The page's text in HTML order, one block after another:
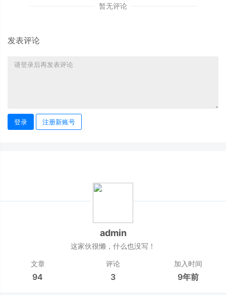
暂无评论
发表评论
登录 注册新账号
admin
这家伙很懒，什么也没写！
文章
94
评论
3
加入时间
9年前